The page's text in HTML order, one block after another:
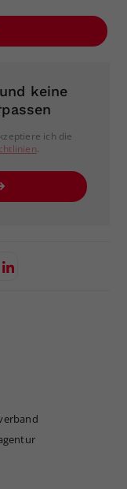
keine
ich die
.